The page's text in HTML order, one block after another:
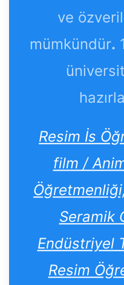
ve
mümkündür.
Resim İs
film /
Seramik
Endüstriyel
Resim